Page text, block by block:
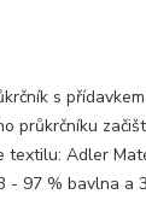
s
průkrčníku
textilu: Adler
- 97 % bavlna a